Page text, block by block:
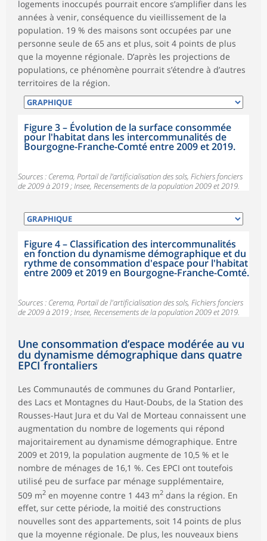
logements inoccupés pourrait encore s’amplifier dans les
années à venir, conséquence du vieillissement de la
population. 19 % des maisons sont occupées par une
personne seule de 65 ans et plus, soit 4 points de plus
que la moyenne régionale. D’après les projections de
populations, ce phénomène pourrait s’étendre à d’autres
territoires de la région.
Figure 3– Évolution de la surface consommée
pour l'habitat dans les intercommunalités de
Bourgogne-Franche-Comté entre 2009 et 2019.
Sources : Cerema, Portail de l’artificialisation des sols, Fichiers fonciers
de 2009 à 2019 ; Insee, Recensements de la population 2009 et 2019.
Figure 4– Classification des intercommunalités
en fonction du dynamisme démographique et du
rythme de consommation d'espace pour l'habitat
entre 2009 et 2019 en Bourgogne-Franche-Comté.
Sources : Cerema, Portail de l'artificialisation des sols, Fichiers fonciers
de 2009 à 2019 ; Insee, Recensements de la population 2009 et 2019.
Une consommation d’espace modérée au vu
du dynamisme démographique dans quatre
EPCI frontaliers
Les Communautés de communes du Grand Pontarlier,
des Lacs et Montagnes du Haut-Doubs, de la Station des
Rousses-Haut Jura et du Val de Morteau connaissent une
augmentation du nombre de logements qui répond
majoritairement au dynamisme démographique. Entre
2009 et 2019, la population augmente de 10,5 % et le
nombre de ménages de 16,1 %. Ces EPCI ont toutefois
utilisé peu de surface par ménage supplémentaire,
509 m2 en moyenne contre 1 443 m2 dans la région. En
effet, sur cette période, la moitié des constructions
nouvelles sont des appartements, soit 14 points de plus
que la moyenne régionale. De plus, les nouveaux biens